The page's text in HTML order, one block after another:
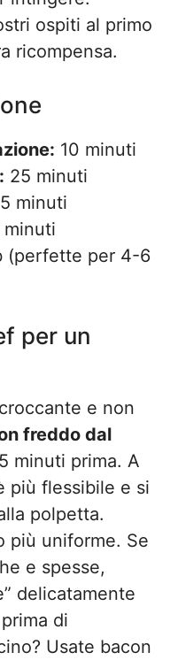
ospiti al primo
ricompensa.
10 minuti
25 minuti
5 minuti
(perfette per 4-6
per un
e non
freddo dal
minuti prima. A
più flessibile e si
polpetta.
più uniforme. Se
e spesse,
delicatamente
di
Usate bacon